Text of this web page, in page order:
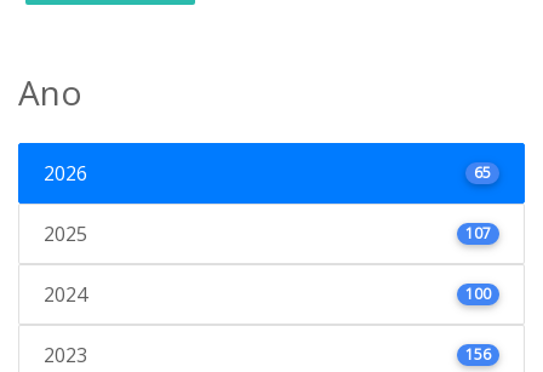
Ano
2026 65
2025 107
2024 100
2023 156